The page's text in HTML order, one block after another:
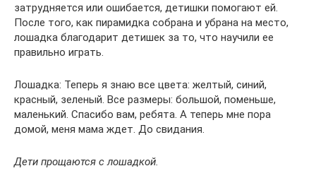
затрудняется или ошибается, детишки помогают ей.
После того, как пирамидка собрана и убрана на место,
лошадка благодарит детишек за то, что научили ее
правильно играть.
Лошадка: Теперь я знаю все цвета: желтый, синий,
красный, зеленый. Все размеры: большой, поменьше,
маленький. Спасибо вам, ребята. А теперь мне пора
домой, меня мама ждет. До свидания.
Дети прощаются с лошадкой.